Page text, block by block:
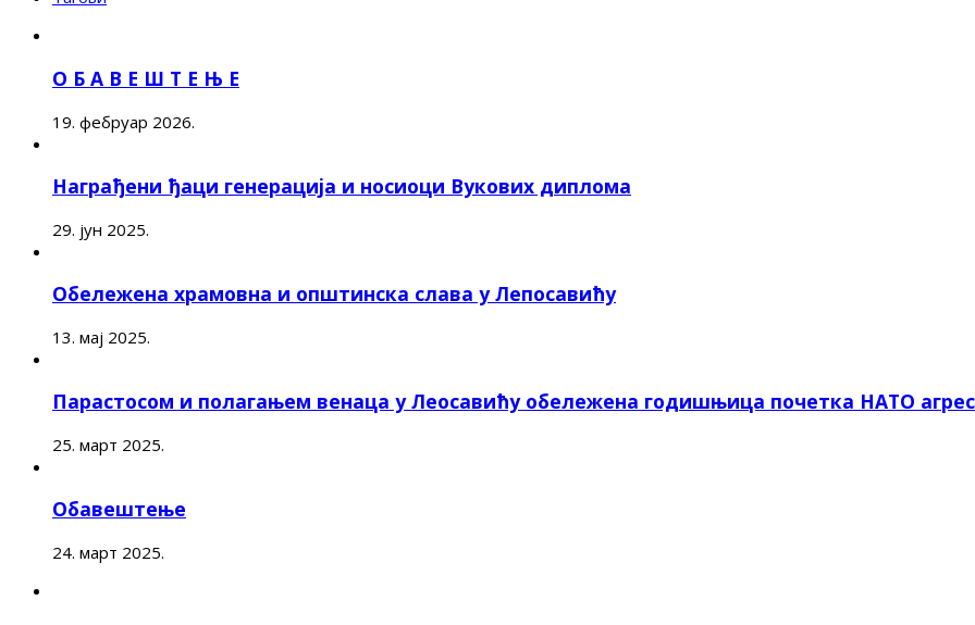
О Б А В Е Ш Т Е Њ Е
19. фебруар 2026.
Награђени ђаци генерација и носиоци Вукових диплома
29. јун 2025.
Обележена храмовна и општинска слава у Лепосавићу
13. мај 2025.
Парастосом и полагањем венаца у Леосавићу обележена годишњица почетка НАТО
25. март 2025.
Обавештење
24. март 2025.